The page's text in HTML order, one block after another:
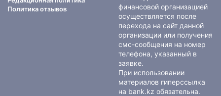
Политика отзывов
финансовой организацией
осуществляется после
перехода на сайт данной
организации или получения
смс-сообщения на номер
телефона, указанный в
заявке.
При использовании
материалов гиперссылка
на bank.kz обязательна.